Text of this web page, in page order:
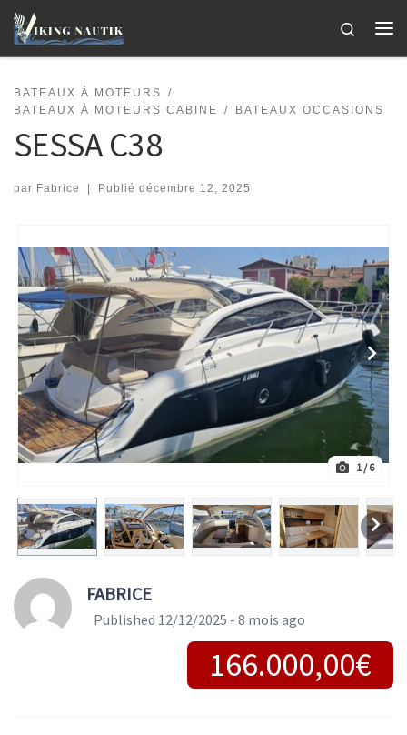
Passer au contenu
Search
BATEAUX À MOTEURS
BATEAUX À MOTEURS CABINE
BATEAUX OCCASIONS
SESSA C38
par Fabrice | Publié décembre 12, 2025
1 / 6
FABRICE
Published 12/12/2025 - 8 mois ago
166.000,00€